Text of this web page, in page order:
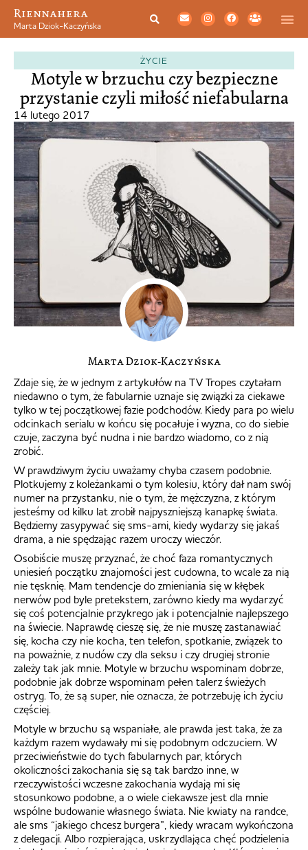
Riennahera
Marta Dziok-Kaczyńska
ŻYCIE
Motyle w brzuchu czy bezpieczne
przystanie czyli miłość niefabularna
14 lutego 2017
Marta Dziok-Kaczyńska
Zdaje się, że w jednym z artykułów na TV Tropes czytałam
niedawno o tym, że fabularnie uznaje się związki za ciekawe
tylko w tej początkowej fazie podchodów. Kiedy para po wielu
odcinkach serialu w końcu się pocałuje i wyzna, co do siebie
czuje, zaczyna być nudna i nie bardzo wiadomo, co z nią
zrobić.
W prawdziwym życiu uważamy chyba czasem podobnie.
Plotkujemy z koleżankami o tym kolesiu, który dał nam swój
numer na przystanku, nie o tym, że mężczyzna, z którym
jesteśmy od kilku lat zrobił najpyszniejszą kanapkę świata.
Będziemy zasypywać się sms-ami, kiedy wydarzy się jakaś
drama, a nie spędzając razem uroczy wieczór.
Osobiście muszę przyznać, że choć faza romantycznych
uniesień początku znajomości jest cudowna, to wcale za nią
nie tęsknię. Mam tendencje do zmieniania się w kłębek
nerwów pod byle pretekstem, zarówno kiedy ma wydarzyć
się coś potencjalnie przykrego jak i potencjalnie najlepszego
na świecie. Naprawdę cieszę się, że nie muszę zastanawiać
się, kocha czy nie kocha, ten telefon, spotkanie, związek to
na poważnie, z nudów czy dla seksu i czy drugiej stronie
zależy tak jak mnie. Motyle w brzuchu wspominam dobrze,
podobnie jak dobrze wspominam pełen talerz świeżych
ostryg. To, że są super, nie oznacza, że potrzebuję ich życiu
częściej.
Motyle w brzuchu są wspaniałe, ale prawda jest taka, że za
każdym razem wydawały mi się podobnym odczuciem. W
przeciwieństwie do tych fabularnych par, których
okoliczności zakochania się są tak bardzo inne, w
rzeczywistości wczesne zakochania wydają mi się
stosunkowo podobne, a o wiele ciekawsze jest dla mnie
wspólne budowanie własnego świata. Nie kwiaty na randce,
ale sms “jakiego chcesz burgera”, kiedy wracam wykończona
z delegacji. Albo rozpierająca, uskrzydlająca chęć podzielenia